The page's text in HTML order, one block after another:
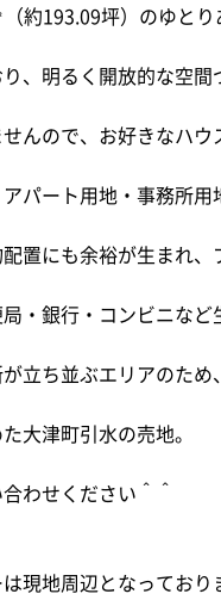
約193.09坪）のゆとり
、明るく開放的な空間
んので、お好きなハ
パート用地・事務所
置にも余裕が生まれ、
・銀行・コンビニな
立ち並ぶエリアのた
大津町引水の売地。
わせください＾＾
現地周辺となっており